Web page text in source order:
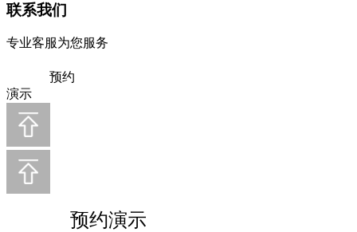
联系我们
专业客服为您服务
预约
演示
预约演示